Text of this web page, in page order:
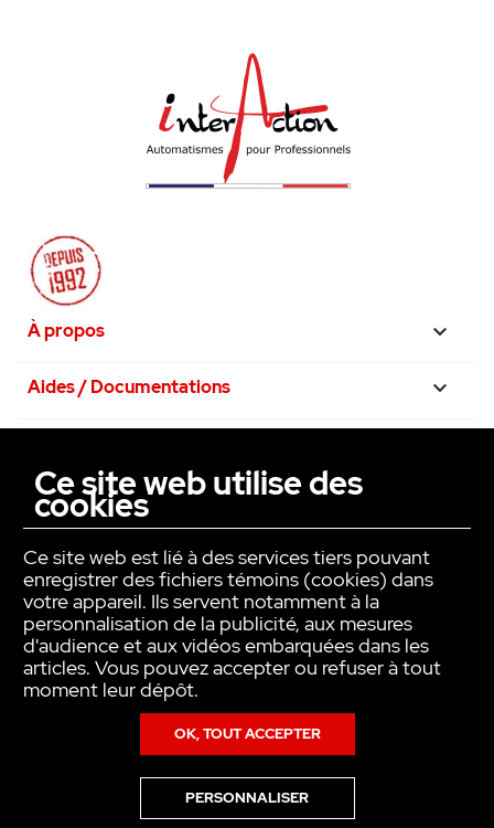
À propos 
Aides / Documentations 
La confiance avant tout
Ce site web utilise des
cookies
Ce site web est lié à des services tiers pouvant
enregistrer des fichiers témoins (cookies) dans
votre appareil. Ils servent notamment à la
personnalisation de la publicité, aux mesures
d'audience et aux vidéos embarquées dans les
articles. Vous pouvez accepter ou refuser à tout
moment leur dépôt.
OK, TOUT ACCEPTER
PERSONNALISER
Pour en savoir plus sur notre politique en matière de cookies,consultez